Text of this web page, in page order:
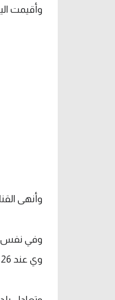
وأقيمت اليوم مباريات
وأنهى القناة الدور
وي عند 26 نقطة.